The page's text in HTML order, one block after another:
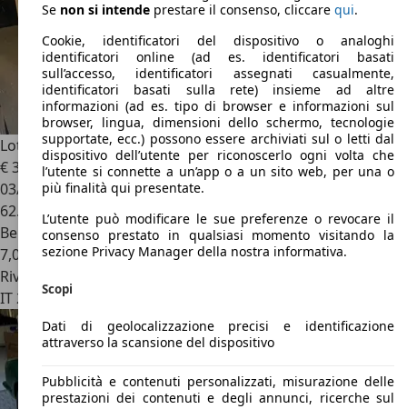
Lotus Elan1.6i turbo 16V cat S2
€ 30.000
03/1995
62.400 km
Benzina
7,0 l/100 km (comb.)
Rivenditore
IT 20123Milano - Mi
Se non si intende prestare il consenso, cliccare qui.
Cookie, identificatori del dispositivo o analoghi
identificatori online (ad es. identificatori basati
sull’accesso, identificatori assegnati casualmente,
identificatori basati sulla rete) insieme ad altre
informazioni (ad es. tipo di browser e informazioni sul
browser, lingua, dimensioni dello schermo, tecnologie
supportate, ecc.) possono essere archiviati sul o letti dal
dispositivo dell’utente per riconoscerlo ogni volta che
l’utente si connette a un’app o a un sito web, per una o
più finalità qui presentate.
L’utente può modificare le sue preferenze o revocare il
consenso prestato in qualsiasi momento visitando la
sezione Privacy Manager della nostra informativa.
Scopi
Dati di geolocalizzazione precisi e identificazione
attraverso la scansione del dispositivo
Pubblicità e contenuti personalizzati, misurazione delle
prestazioni dei contenuti e degli annunci, ricerche sul